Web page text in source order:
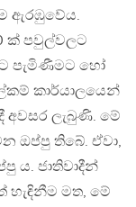
ඇරඹුවේය.
ක් පවුල්වලට
පැමිණීමට හෝ
කාර්යාලයෙන්
ලැබුණි. මේ
ඔප්පු තිබේ. ඒවා,
ය. ජාතිවාදීන්
හැඳිනීම මත, මේ